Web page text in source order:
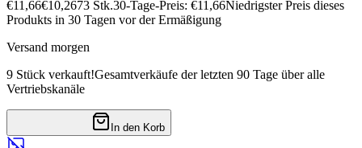
€11,66€10,2673 Stk.30-Tage-Preis: €11,66Niedrigster Preis dieses
Produkts in 30 Tagen vor der Ermäßigung
Versand morgen
9 Stück verkauft!Gesamtverkäufe der letzten 90 Tage über alle
Vertriebskanäle
In den Korb